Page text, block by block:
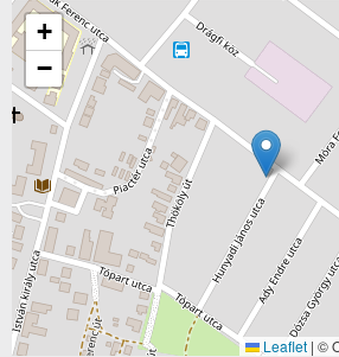
+
−
Leaflet | ©